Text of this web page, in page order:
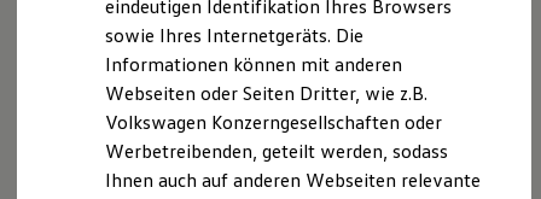
Reichweitensimulator
Ladezeitensimulator
Ladelösungen für Privatkunden
Ladelösungen für Gewerbekunden
Bidirektionales Laden
Förderung & Kosten der Elektrofahrzeuge
Fördermöglichkeiten für Privatkunden
eindeutigen Identifikation Ihres Browsers
sowie Ihres Internetgeräts. Die
Informationen können mit anderen
Webseiten oder Seiten Dritter, wie z.B.
Volkswagen Konzerngesellschaften oder
Werbetreibenden, geteilt werden, sodass
Ihnen auch auf anderen Webseiten relevante